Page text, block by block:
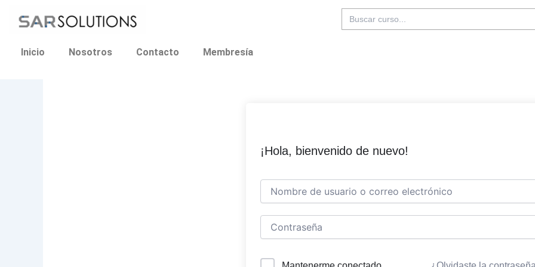
Buscar:
Inicio Nosotros Contacto Membresía
¡Hola, bienvenido de nuevo!